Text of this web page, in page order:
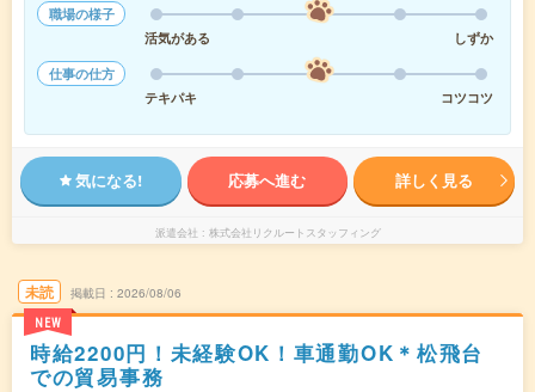
職場の様子
活気がある
しずか
仕事の仕方
テキパキ
コツコツ
気になる! 応募へ進む 詳しく見る
派遣会社 株式会社リクルートスタッフィング
未読
NEW
掲載日 2026/08/06
時給2200円！未経験OK！車通勤OK＊松飛台
での貿易事務